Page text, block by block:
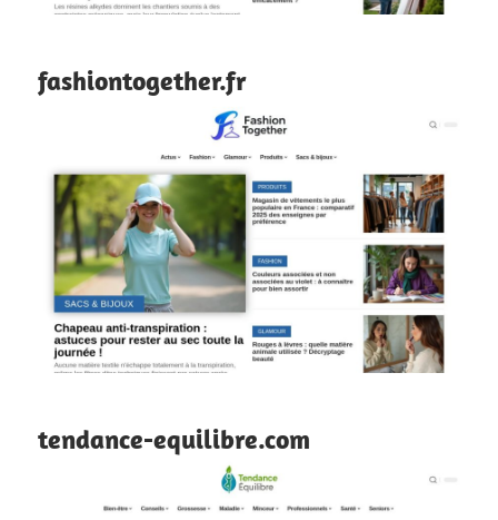
fashiontogether.fr
tendance-equilibre.com